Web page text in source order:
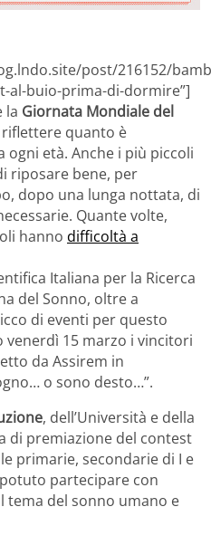
post/216152/
al-buio-prima-di-dormire”]
la Giornata Mondiale del
quanto è
età. Anche i più piccoli
riposare bene, per
dopo una lunga nottata, di
Quante volte,
hanno difficoltà a
Italiana per la Ricerca
del Sonno, oltre a
di eventi per questo
15 marzo i vincitori
da Assirem in
o sono desto…”.
, dell’Università e della
di premiazione del contest
primarie, secondarie di I e
partecipare con
tema del sonno umano e